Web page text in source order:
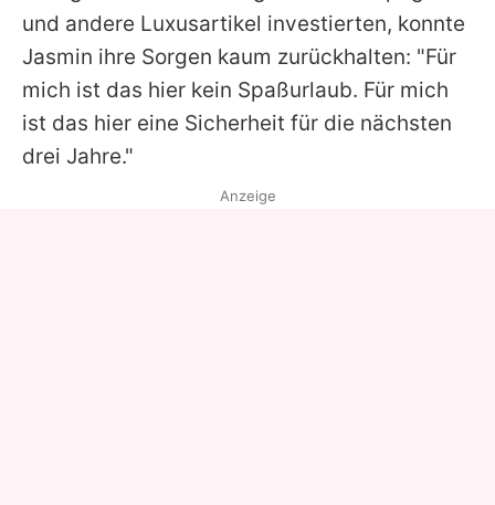
und andere Luxusartikel investierten, konnte
Jasmin ihre Sorgen kaum zurückhalten: "Für
mich ist das hier kein Spaßurlaub. Für mich
ist das hier eine Sicherheit für die nächsten
drei Jahre."
Anzeige